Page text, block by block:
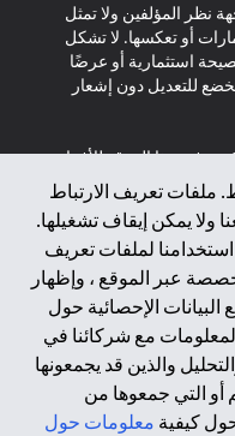
ملفات تعريف الارتباط
ولا يمكن إيقاف تشغيلها.
لملفات تعريف
عبر الموقع ، وإظهار
الإحصائية حول
مع شركائنا في
والذين قد يجمعونها
أو التي جمعوها من
كيفية معلومات حول
نظر المؤلفين ولا تمثل
أو تعكسها. لا تشكل
استثمارية أو عرضًا
للتعديل دون إشعار
في هذا الموقع للأفراد
الاقتصادية الأوروبية أو
أو سان مارينو أو
أو خصوصية البيانات
حماية البيانات الشخصية
الموجود في هذه
عرض أو دعوة أو دعوة
المذكورة هنا لمثل هؤلاء
*GDPR – اللائحة العامة لحماية البيانات؛ * LGPD – Lei Geral de
Proteção de Dados Pessoais ; *NZPA – قانون الخصوصية